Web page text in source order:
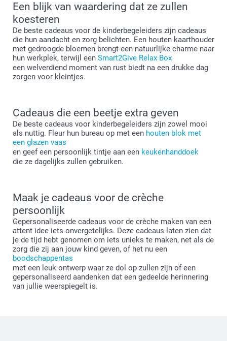
Een blijk van waardering dat ze zullen
koesteren
De beste cadeaus voor de kinderbegeleiders zijn cadeaus
die hun aandacht en zorg belichten. Een houten kaarthouder
met gedroogde bloemen brengt een natuurlijke charme naar
hun werkplek, terwijl een Smart2Give Relax Box
een welverdiend moment van rust biedt na een drukke dag
zorgen voor kleintjes.
Cadeaus die een beetje extra geven
De beste cadeaus voor kinderbegeleiders zijn zowel mooi
als nuttig. Fleur hun bureau op met een houten blok met
een glazen vaas
en geef een persoonlijk tintje aan een keukenhanddoek
die ze dagelijks zullen gebruiken.
Maak je cadeaus voor de crèche
persoonlijk
Gepersonaliseerde cadeaus voor de crèche maken van een
attent idee iets onvergetelijks. Deze cadeaus laten zien dat
je de tijd hebt genomen om iets unieks te maken, net als de
zorg die zij aan jouw kind geven, of het nu een
boodschappentas
met een leuk ontwerp waar ze dol op zullen zijn of een
gepersonaliseerd aandenken dat een gedeelde herinnering
van jullie weerspiegelt is.